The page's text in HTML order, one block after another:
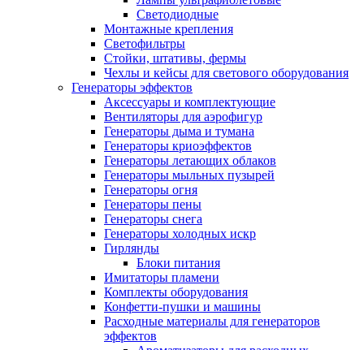
Светодиодные
Монтажные крепления
Светофильтры
Стойки, штативы, фермы
Чехлы и кейсы для светового оборудования
Генераторы эффектов
Аксессуары и комплектующие
Вентиляторы для аэрофигур
Генераторы дыма и тумана
Генераторы криоэффектов
Генераторы летающих облаков
Генераторы мыльных пузырей
Генераторы огня
Генераторы пены
Генераторы снега
Генераторы холодных искр
Гирлянды
Блоки питания
Имитаторы пламени
Комплекты оборудования
Конфетти-пушки и машины
Расходные материалы для генераторов
эффектов